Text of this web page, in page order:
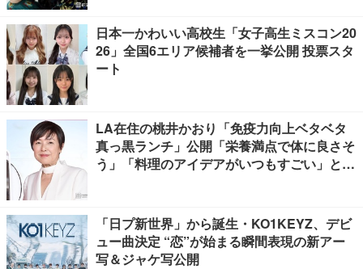
日本一かわいい高校生「女子高生ミスコン20
26」全国6エリア候補者を一挙公開 投票スタ
ート
LA在住の桃井かおり「免疫力向上ベタベタ
真っ黒ランチ」公開「栄養満点で体に良さそ
う」「料理のアイデアがいつもすごい」と反
「日プ新世界」から誕生・KO1KEYZ、デビ
ュー曲決定 “恋”が始まる瞬間表現の新アー
写＆ジャケ写公開